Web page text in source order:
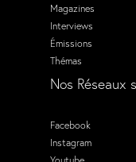
Magazines
Interviews
Émissions
Thémas
Nos Réseaux
Facebook
Instagram
Youtube